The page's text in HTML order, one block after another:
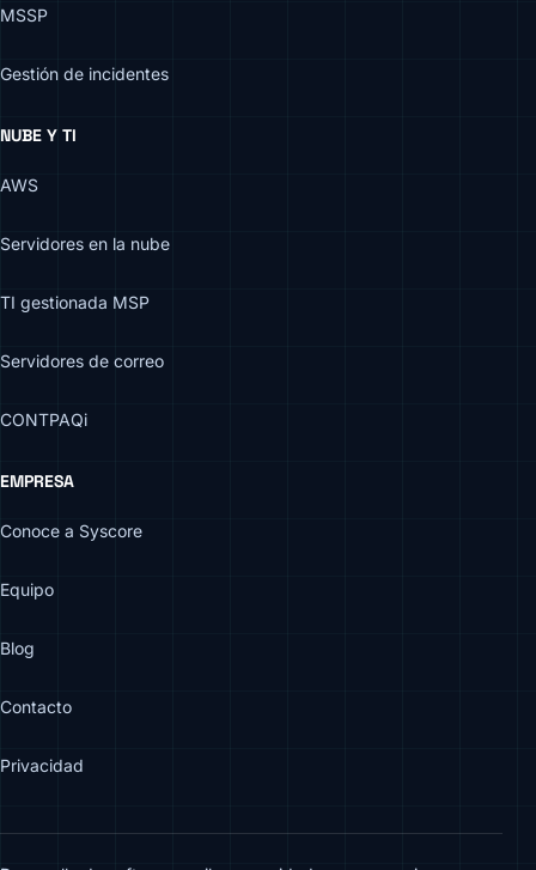
MSSP
Gestión de incidentes
NUBE Y TI
AWS
Servidores en la nube
TI gestionada MSP
Servidores de correo
CONTPAQi
EMPRESA
Conoce a Syscore
Equipo
Blog
Contacto
Privacidad